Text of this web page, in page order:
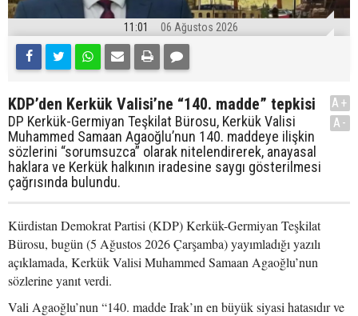
11:01 06 Ağustos 2026
KDP’den Kerkük Valisi’ne “140. madde” tepkisi
DP Kerkük-Germiyan Teşkilat Bürosu, Kerkük Valisi
Muhammed Samaan Agaoğlu’nun 140. maddeye ilişkin
sözlerini “sorumsuzca” olarak nitelendirerek, anayasal
haklara ve Kerkük halkının iradesine saygı gösterilmesi
çağrısında bulundu.
A+
A-
Kürdistan Demokrat Partisi (KDP) Kerkük-Germiyan Teşkilat
Bürosu, bugün (5 Ağustos 2026 Çarşamba) yayımladığı yazılı
açıklamada, Kerkük Valisi Muhammed Samaan Agaoğlu’nun
sözlerine yanıt verdi.
Vali Agaoğlu’nun “140. madde Irak’ın en büyük siyasi hatasıdır ve